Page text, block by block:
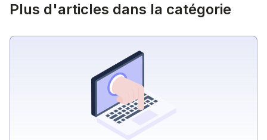
Plus d'articles dans la catégorie